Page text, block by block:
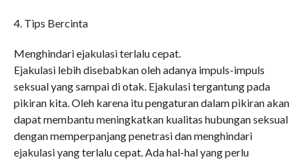
4. Tips Bercinta
Menghindari ejakulasi terlalu cepat.
Ejakulasi lebih disebabkan oleh adanya impuls-impuls
seksual yang sampai di otak. Ejakulasi tergantung pada
pikiran kita. Oleh karena itu pengaturan dalam pikiran akan
dapat membantu meningkatkan kualitas hubungan seksual
dengan memperpanjang penetrasi dan menghindari
ejakulasi yang terlalu cepat. Ada hal-hal yang perlu